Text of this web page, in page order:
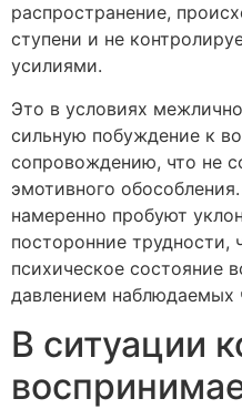
распространение,
ступени и не
усилиями.
Это в условиях
сильную побуждение к
сопровождению, что не
эмотивного
намеренно пробуют
посторонние трудности,
психическое состояние
давлением наблюдаемых
В ситуации